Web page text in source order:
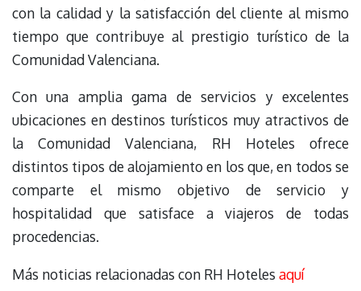
con la calidad y la satisfacción del cliente al mismo
tiempo que contribuye al prestigio turístico de la
Comunidad Valenciana.
Con una amplia gama de servicios y excelentes
ubicaciones en destinos turísticos muy atractivos de
la Comunidad Valenciana, RH Hoteles ofrece
distintos tipos de alojamiento en los que, en todos se
comparte el mismo objetivo de servicio y
hospitalidad que satisface a viajeros de todas
procedencias.
Más noticias relacionadas con RH Hoteles aquí